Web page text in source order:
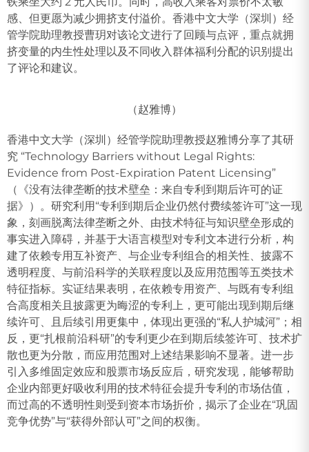
感、但更愿为减少拥挤支付溢价。香港中文大学（深圳）经
管学院助理教授曹玥对该论文进行了回顾与点评，重点就拥
挤变量的内生性处理以及不同收入群体福利分配的识别提出
了评论和建议。
（赵雅博）
香港中文大学（深圳）经管学院助理教授赵雅博分享了其研
究 “Technology Barriers without Legal Rights:
Evidence from Post-Expiration Patent Licensing”
（《没有法律垄断的技术壁垒：来自专利到期后许可的证
据》）。研究利用“专利到期后企业仍然付费续签许可”这一现
象，刻画脱离法律垄断之外、由技术特征与知识壁垒形成的
事实进入障碍，并基于大语言模型对专利文本进行分析，构
建了依赖专用互补资产、与企业专利组合的相关性、披露不
透明程度、与前沿科学的关联程度以及应用范围等五类技术
特征指标。实证结果表明，在依赖专用资产、与既有专利组
合高度相关且披露更为晦涩的专利上，更可能出现到期后继
续许可、且后续引用更集中，体现出更强的“私人护城河”；相
反，更“扎根前沿科研”的专利更少在到期后续签许可、技术扩
散也更为分散，而应用范围对上述结果影响不显著。进一步
引入多维固定效应和股票市场反应后，研究发现，能够帮助
企业内部更好吸收利用的技术特征会提升专利的市场估值，
而过高的不透明性则受到资本市场折价，揭示了企业在“巩固
竞争优势”与“获得外部认可”之间的权衡。